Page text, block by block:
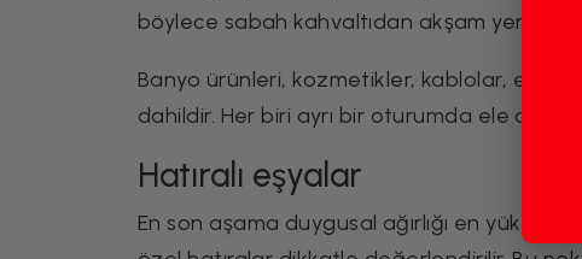
böylece sabah kahvaltıdan akşam
Banyo ürünleri, kozmetikler, kablolar,
dahildir. Her biri ayrı bir oturumda ele alınır.
Hatıralı eşyalar
En son aşama duygusal ağırlığı en